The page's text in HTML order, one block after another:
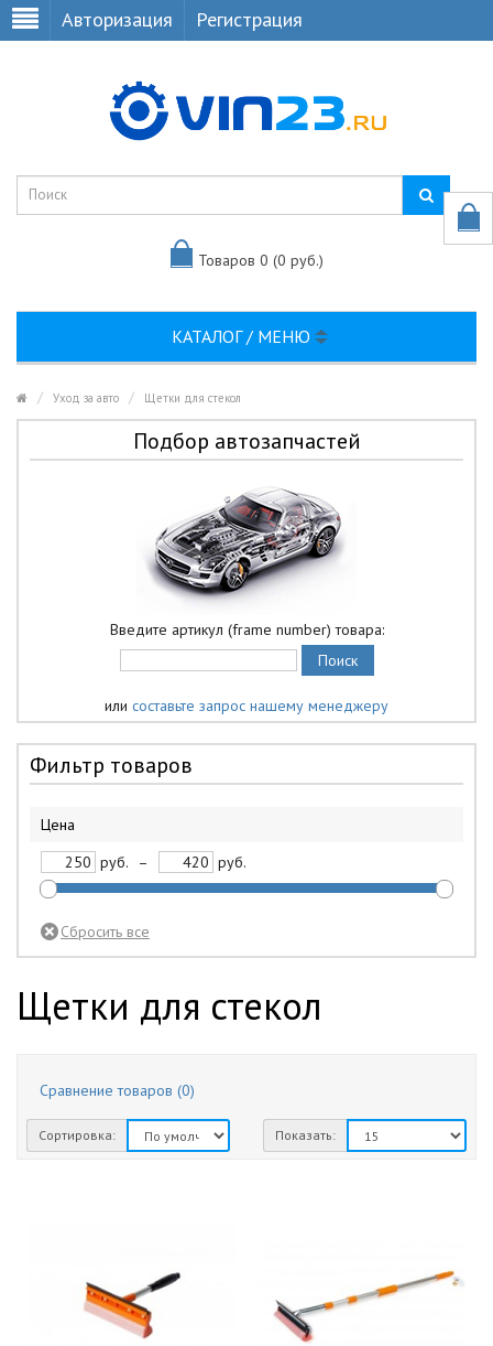
Авторизация Регистрация
Товаров 0 (0 руб.)
КАТАЛОГ / МЕНЮ
Уход за авто Щетки для стекол
Подбор автозапчастей
Введите артикул (frame number) товара:
или составьте запрос нашему менеджеру
Фильтр товаров
Цена
руб.
– руб.
Щетки для стекол
Сравнение товаров (0)
Сортировка: Показать: